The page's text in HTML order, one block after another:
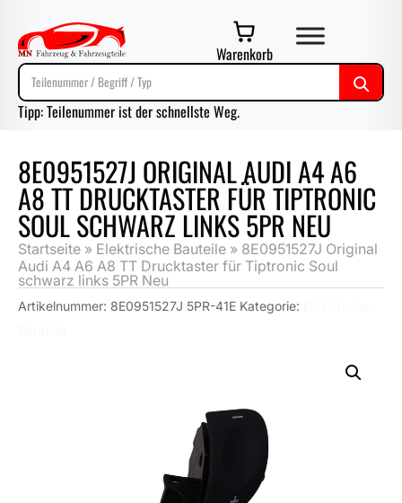
Warenkorb
Tipp: Teilenummer ist der schnellste Weg.
8E0951527J ORIGINAL AUDI A4 A6
A8 TT DRUCKTASTER FÜR TIPTRONIC
SOUL SCHWARZ LINKS 5PR NEU
Startseite » Elektrische Bauteile » 8E0951527J Original
Audi A4 A6 A8 TT Drucktaster für Tiptronic Soul
schwarz links 5PR Neu
Artikelnummer: 8E0951527J 5PR-41E Kategorie: